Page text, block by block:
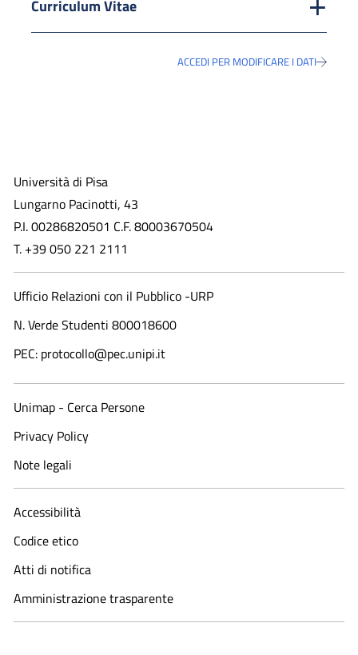
Curriculum Vitae
ACCEDI PER MODIFICARE I DATI
Università di Pisa
Lungarno Pacinotti, 43
P.I. 00286820501 C.F. 80003670504
T. +39 050 221 2111
Ufficio Relazioni con il Pubblico -URP
N. Verde Studenti 800018600​
PEC: protocollo@pec.unipi.it
Unimap - Cerca Persone
Privacy Policy
Note legali
Accessibilità
Codice etico
Atti di notifica
Amministrazione trasparente